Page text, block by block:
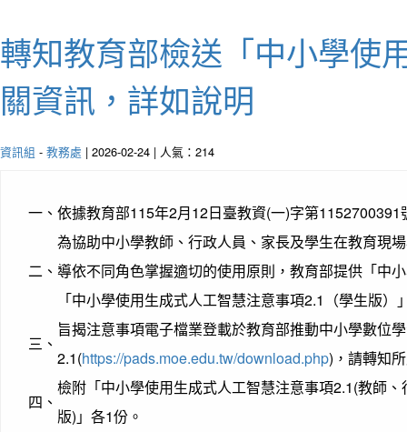
轉知教育部檢送「中小學使
關資訊，詳如說明
資訊組 - 教務處 | 2026-02-24 | 人氣：214
一、 依據教育部115年2月12日臺教資(一)字第1152700391
二、
為協助中小學教師、行政人員、家長及學生在教育現
導依不同角色掌握適切的使用原則，教育部提供「中
「中小學使用生成式人工智慧注意事項2.1（學生版）
三、
旨揭注意事項電子檔業登載於教育部推動中小學數位
2.1(https://pads.moe.edu.tw/download.php)，請轉知
四、
檢附「中小學使用生成式人工智慧注意事項2.1(教師
版)」各1份。